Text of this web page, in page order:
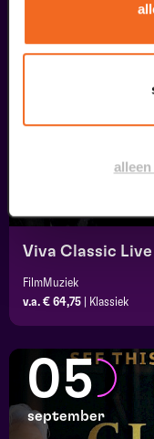
Viva Classic Live
FilmMuziek
v.a. € 64,75
Klassiek
05
september